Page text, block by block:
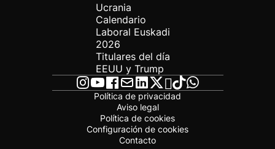
Ucrania
Calendario
Laboral Euskadi
2026
Titulares del día
EEUU y Trump
Política de privacidad
Aviso legal
Política de cookies
Configuración de cookies
Contacto